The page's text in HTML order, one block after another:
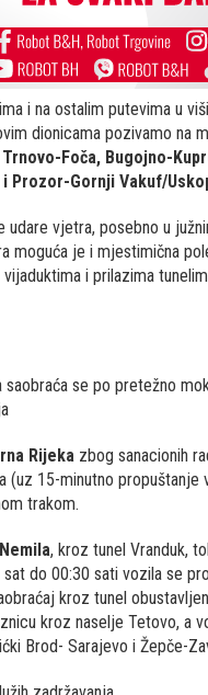
i na ostalim putevima u
dionicama pozivamo na
Foča, Bugojno-
Prozor-Gornji Vakuf/
udare vjetra, posebno u
moguća je i mjestimična
i prilazima
se po pretežno
Rijekazbog sanacionih
(uz 15-minutno
trakom.
, kroz tunel Vranduk,
do 00:30 sati vozila se
kroz tunel
kroz naselje Tetovo, a
Brod- Sarajevo i Žepče-